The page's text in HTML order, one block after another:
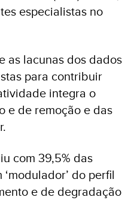
especialistas no
as lacunas dos dados
para contribuir
integra o
e de remoção e das
com 39,5% das
do perfil
e de degradação